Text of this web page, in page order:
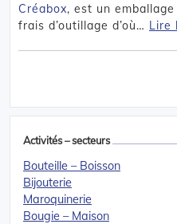
Créabox, est un
frais d’outillage d’où… Lire
Activités – secteurs
Bouteille – Boisson
Bijouterie
Maroquinerie
Bougie – Maison